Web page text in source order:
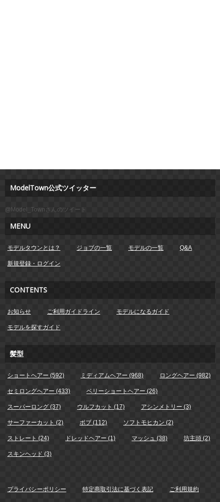
ModelTown公式ツイッター
@Model_Townさんのツイート
MENU
モデルタウンとは？ ジョブの一覧 モデルの一覧 Q&A
新規登録・ログイン
CONTENTS
お知らせ ご利用ガイドライン モデルになるガイド
モデルを探すガイド
髪型
ショートヘアー (592) ミディアムヘアー (968) ロングヘアー (982)
セミロングヘアー (433) ベリーショートヘアー (26)
スーパーロング (37) ウルフカット (17) アシンメトリー (3)
サーファーカット (2) ボブ (112) ソフトモヒカン (2)
ストレート (24) ドレッドヘアー (1) マッシュ (38) 坊主頭 (2)
スキンヘッド (3)
プライバシーポリシー 特定商取引法に基づく表記 ご利用規約